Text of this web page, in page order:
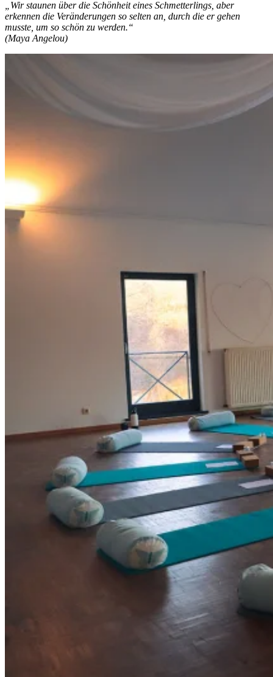
„Wir staunen über die Schönheit eines Schmetterlings, aber
erkennen die Veränderungen so selten an, durch die er gehen
musste, um so schön zu werden.“
(Maya Angelou)